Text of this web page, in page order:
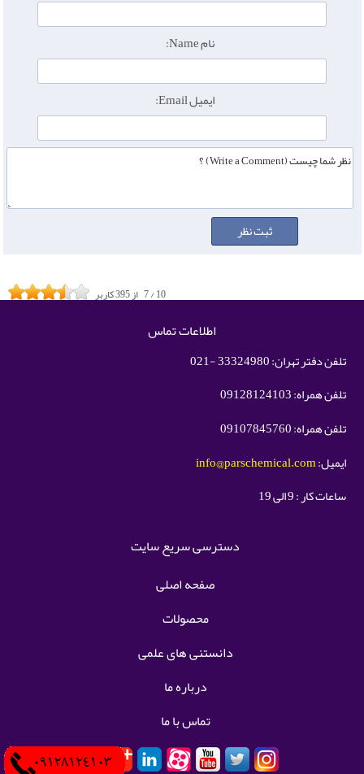
نام Name:
ایمیل Email:
7/10 از395کاربر
اطلاعات تماس
تلفن دفتر تهران: 33324980 -021
تلفن همراه: 09128124103
تلفن همراه: 09107845760
ایمیل:info@parschemical.com
ساعات کار : 9 الی 19
دسترسی سریع سایت
صفحه اصلی
محصولات
دانستنی های علمی
درباره ما
تماس با ما